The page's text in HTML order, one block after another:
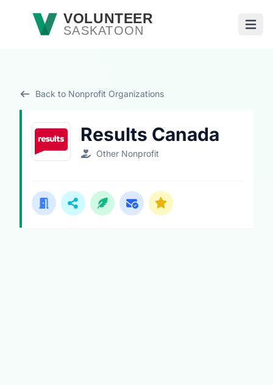
Skip to main contentVOLUNTEER
SASKATOON
Back to Nonprofit Organizations
Results Canada
Other Nonprofit